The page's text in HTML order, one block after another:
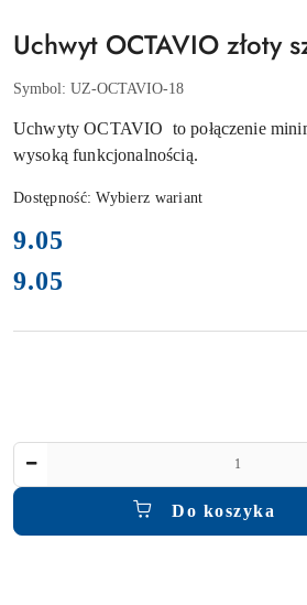
Uchwyt OCTAVIO złoty
Symbol: UZ-OCTAVIO-18
Uchwyty OCTAVIO to połączenie
wysoką funkcjonalnością.
Dostępność:Wybierz wariant
cena:
9.05
Cena:
9.05
Do koszyka